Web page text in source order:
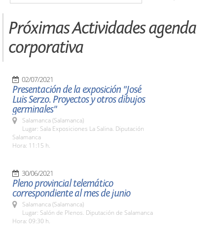
Próximas Actividades agenda
corporativa
02/07/2021
Presentación de la exposición "José
Luis Serzo. Proyectos y otros dibujos
germinales"
Salamanca (Salamanca)
Lugar: Sala Exposiciones La Salina. Diputación
Salamanca
Hora: 11:15 h.
30/06/2021
Pleno provincial telemático
correspondiente al mes de junio
Salamanca (Salamanca)
Lugar: Salón de Plenos. Diputación de Salamanca
Hora: 09:30 h.